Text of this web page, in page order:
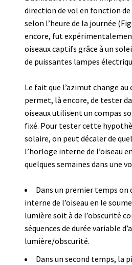
direction de vol en fonction
selon l’heure de la journée
encore, fut
oiseaux captifs grâce à un
de puissantes lampes
Le fait que l’azimut change au
permet, là encore, de tester
oiseaux utilisent un compas
fixé. Pour tester cette
solaire, on peut décaler de
l’horloge interne de l’oiseau
quelques semaines dans une
Dans un premier temps on
interne de l’oiseau en le
lumière soit à de l’obscurité
séquences de durée variable
lumière/obscurité.
Dans un second temps, la